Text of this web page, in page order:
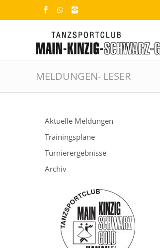
MELDUNGEN- LESER
Aktuelle Meldungen
Trainingspläne
Turnierergebnisse
Archiv